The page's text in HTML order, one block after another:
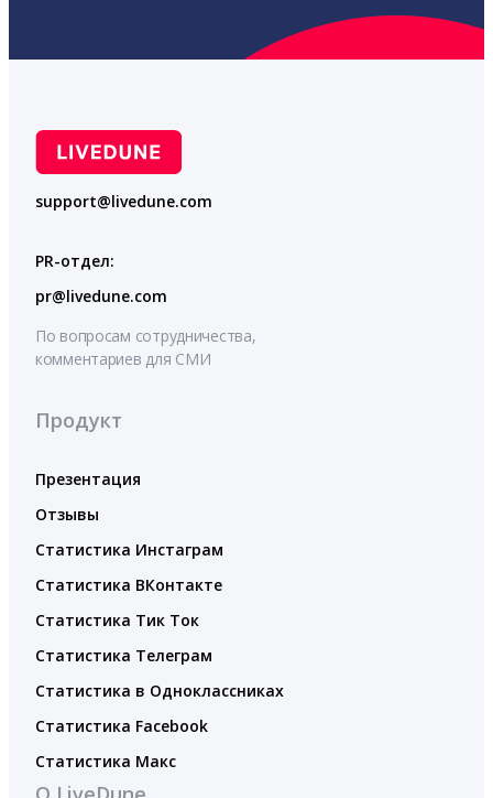
support@livedune.com
PR-отдел:
pr@livedune.com
По вопросам сотрудничества,
комментариев для СМИ
Продукт
Презентация
Отзывы
Статистика Инстаграм
Статистика ВКонтакте
Статистика Тик Ток
Статистика Телеграм
Статистика в Одноклассниках
Статистика Facebook
Статистика Макс